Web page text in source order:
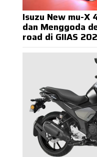
Isuzu New mu-X
dan Menggoda
road di GIIAS